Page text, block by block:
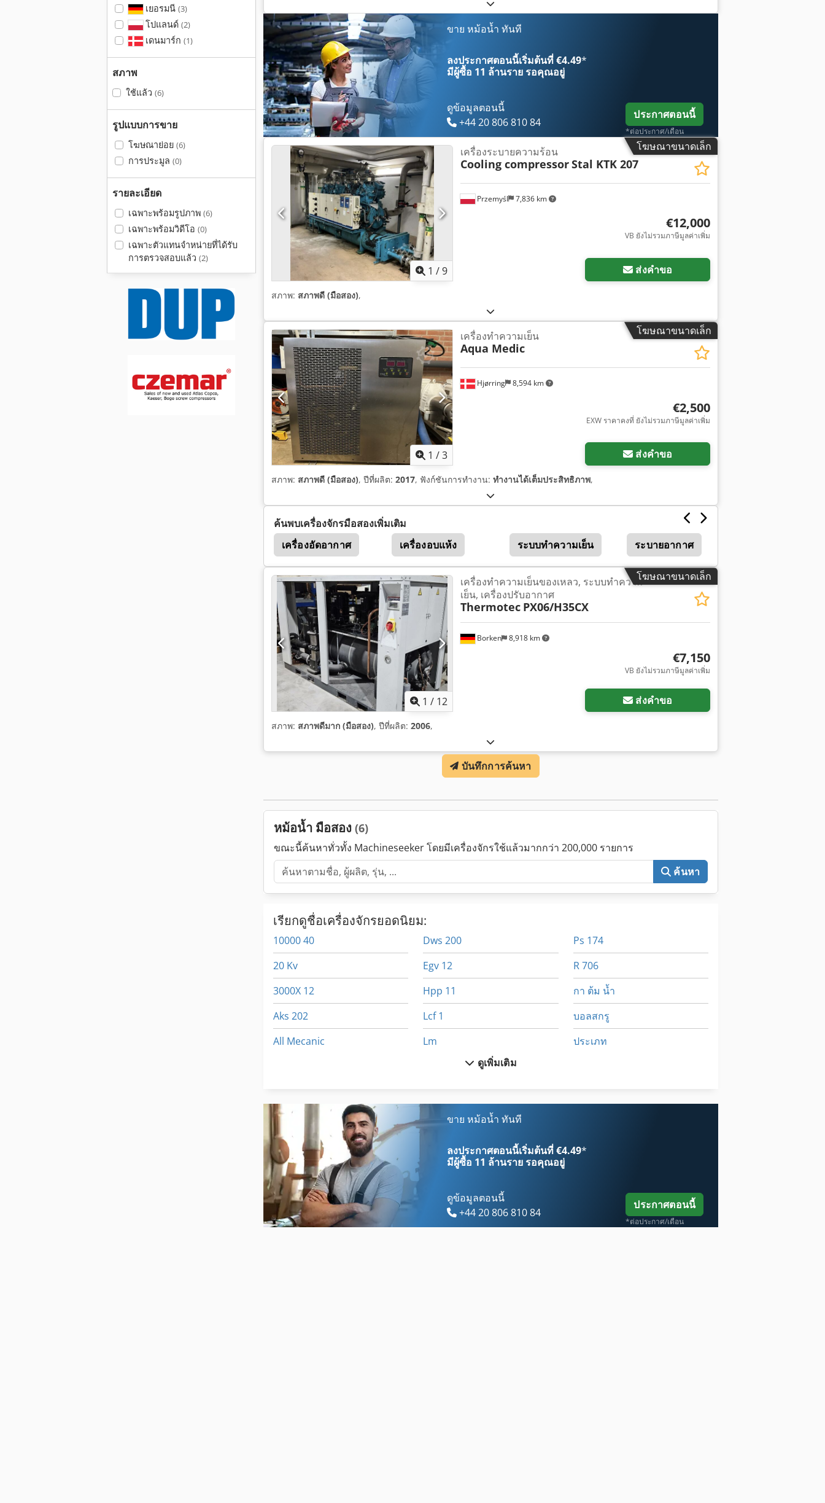
เยอรมนี (3)
โปแลนด์ (2)
เดนมาร์ก (1)
สภาพ
ใช้แล้ว (6)
รูปแบบการขาย
โฆษณาย่อย (6)
การประมูล (0)
รายละเอียด
เฉพาะพร้อมรูปภาพ (6)
เฉพาะพร้อมวิดีโอ (0)
เฉพาะตัวแทนจำหน่ายที่ได้รับ
การตรวจสอบแล้ว (2)
ขาย หม้อน้ำ ทันที
ลงประกาศตอนนี้เริ่มต้นที่ €4.49*
มีผู้ซื้อ 11 ล้านราย รอคุณอยู่
ดูข้อมูลตอนนี้
+44 20 806 810 84
ประกาศตอนนี้
*ต่อประกาศ/เดือน
โฆษณาขนาดเล็ก
1 /9
Przemyśl 7,836 km
เครื่องระบายความร้อน
Cooling compressorStal KTK 207
€12,000
VB ยังไม่รวมภาษีมูลค่าเพิ่ม
ส่งคำขอ
สภาพ: สภาพดี (มือสอง),
โฆษณาขนาดเล็ก
1 /3
Hjørring 8,594 km
เครื่องทำความเย็น
Aqua Medic
€2,500
EXW ราคาคงที่ ยังไม่รวมภาษีมูลค่าเพิ่ม
ส่งคำขอ
สภาพ: สภาพดี (มือสอง), ปีที่ผลิต: 2017, ฟังก์ชันการทำงาน: ทำงานได้เต็มประสิทธิภาพ,
ค้นพบเครื่องจักรมือสองเพิ่มเติม
เครื่องอัดอากาศ
เครื่องอบแห้ง ระบบทำความเย็น ระบายอากาศ
โฆษณาขนาดเล็ก
1 / 12
Borken 8,918 km
เครื่องทำความเย็นของเหลว, ระบบทำความ
เย็น, เครื่องปรับอากาศ
Thermotec PX06/H35CX
€7,150
VB ยังไม่รวมภาษีมูลค่าเพิ่ม
ส่งคำขอ
สภาพ: สภาพดีมาก (มือสอง), ปีที่ผลิต: 2006,
บันทึกการค้นหา
หม้อน้ำ มือสอง (6)
ขณะนี้ค้นหาทั่วทั้ง Machineseeker โดยมีเครื่องจักรใช้แล้วมากกว่า 200,000 รายการ
ค้นหา
เรียกดูชื่อเครื่องจักรยอดนิยม:
10000 40
20 Kv
3000X 12
Aks 202
All Mecanic
Dematik Faw 1
Dsd 201
Dws 200
Egv 12
Hpp 11
Lcf 1
Lm
Lm Guide
Mvh 5 1 4 B
Ps 174
R 706
กา ต้ม น้ำ
บอลสกรู
ประเภท
ดูเพิ่มเติม
ขาย หม้อน้ำ ทันที
ลงประกาศตอนนี้เริ่มต้นที่ €4.49*
มีผู้ซื้อ 11 ล้านราย รอคุณอยู่
ดูข้อมูลตอนนี้
+44 20 806 810 84
ประกาศตอนนี้
*ต่อประกาศ/เดือน